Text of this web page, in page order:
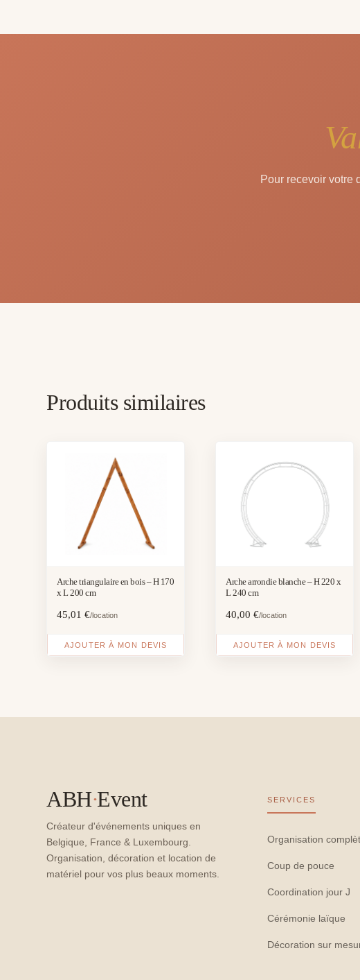
Pour recevoir votre
Produits similaires
Arche triangulaire en bois – H 170
x L 200 cm
45,01€/location
AJOUTER À MON DEVIS
Arche arrondie blanche – H 220 x
L 240 cm
40,00€/location
AJOUTER À MON DEVIS
ABH·Event
Créateur d'événements uniques en
Belgique, France & Luxembourg.
Organisation, décoration et location de
matériel pour vos plus beaux moments.
SERVICES
Organisation
Coup de pouce
Coordination jour J
Cérémonie laïque
Décoration sur